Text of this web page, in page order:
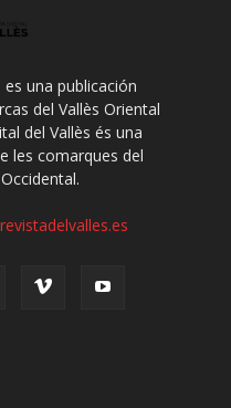
es una publicación
del Vallès Oriental
del Vallès és una
les comarques del